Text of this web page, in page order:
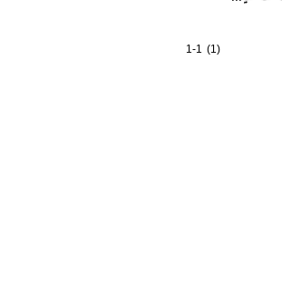
1-1 (1)